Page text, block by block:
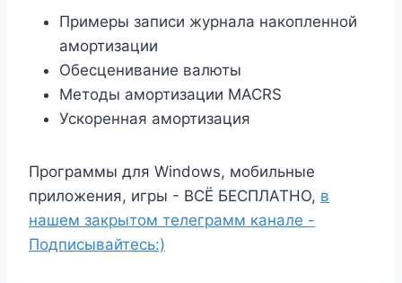
Примеры записи журнала накопленной
амортизации
Обесценивание валюты
Методы амортизации MACRS
Ускоренная амортизация
Программы для Windows, мобильные
приложения, игры - ВСЁ БЕСПЛАТНО, в
нашем закрытом телеграмм канале -
Подписывайтесь:)